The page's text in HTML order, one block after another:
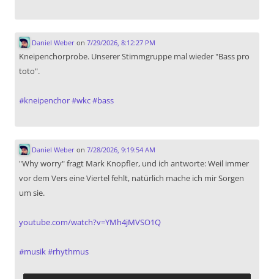
Daniel Weberon 7/29/2026, 8:12:27 PM
Kneipenchorprobe. Unserer Stimmgruppe mal wieder "Bass pro
toto".
#kneipenchor#wkc#bass
Daniel Weberon 7/28/2026, 9:19:54 AM
"Why worry" fragt Mark Knopfler, und ich antworte: Weil immer
vor dem Vers eine Viertel fehlt, natürlich mache ich mir Sorgen
um sie.
youtube.com/watch?v=YMh4jMVSO1Q
#musik#rhythmus